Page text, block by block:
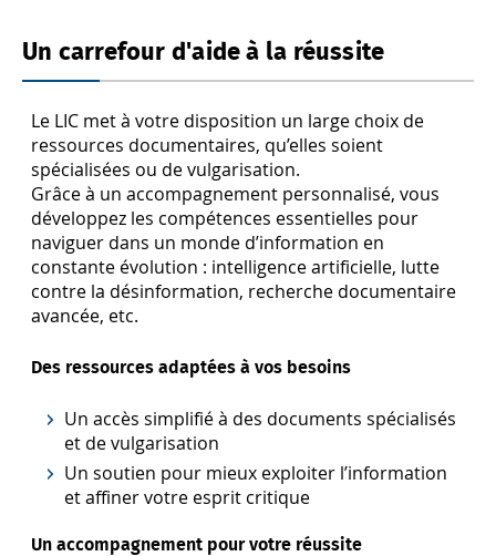
Un carrefour d'aide à la réussite
Le LIC met à votre disposition un large choix de
ressources documentaires, qu’elles soient
spécialisées ou de vulgarisation.
Grâce à un accompagnement personnalisé, vous
développez les compétences essentielles pour
naviguer dans un monde d’information en
constante évolution : intelligence artificielle, lutte
contre la désinformation, recherche documentaire
avancée, etc.
Des ressources adaptées à vos besoins
Un accès simplifié à des documents spécialisés
et de vulgarisation
Un soutien pour mieux exploiter l’information
et affiner votre esprit critique
Un accompagnement pour votre réussite